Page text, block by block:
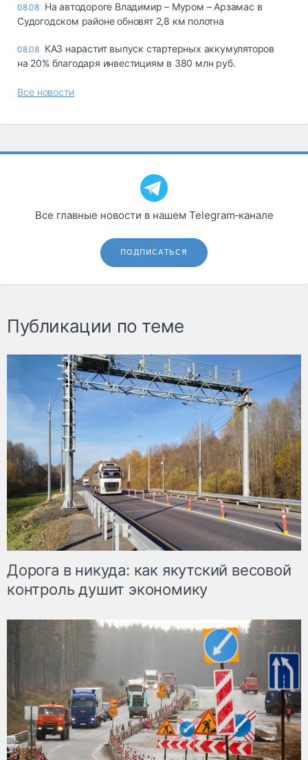
08.08 На автодороге Владимир – Муром – Арзамас в
Судогодском районе обновят 2,8 км полотна
08.08 КАЗ нарастит выпуск стартерных аккумуляторов
на 20% благодаря инвестициям в 380 млн руб.
Все новости
Все главные новости в нашем Telegram‑канале
ПОДПИСАТЬСЯ
Публикации по теме
Дорога в никуда: как якутский весовой
контроль душит экономику